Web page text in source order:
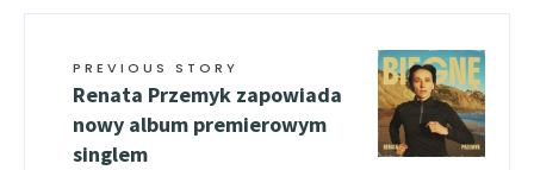
PREVIOUS STORY
Renata Przemyk zapowiada
nowy album premierowym
singlem